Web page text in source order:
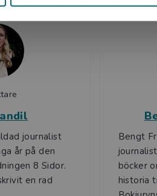
journalist
år på den
8 Sidor.
en rad
Bengt
böcker
historia